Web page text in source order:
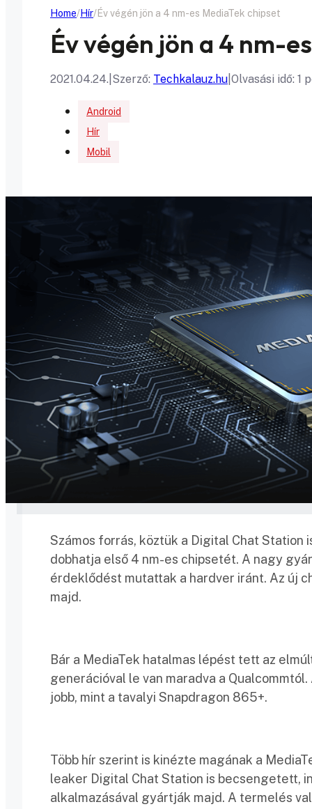
Home Hír Év végén jön a 4 nm-es MediaTek chipset
Év végén jön a 4 nm-
2021.04.24. Szerző: Techkalauz.hu Olvasási idő: 1
Android
Hír
Mobil
Számos forrás, köztük a Digital Chat Station
dobhatja első 4 nm-es chipsetét. A nagy
érdeklődést mutattak a hardver iránt. Az új
majd.
Bár a MediaTek hatalmas lépést tett az
generációval le van maradva a
jobb, mint a tavalyi Snapdragon 865+.
Több hír szerint is kinézte magának a
leaker Digital Chat Station is becsengetett,
alkalmazásával gyártják majd. A termelés